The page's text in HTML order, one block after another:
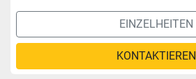
EINZELHEITEN
KONTAKTIEREN